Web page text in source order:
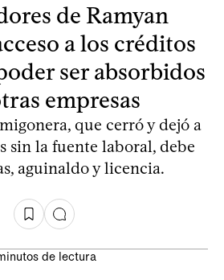
de Ramyan
a los créditos
ser absorbidos
empresas
que cerró y dejó a
sin la fuente laboral, debe
aguinaldo y licencia.
de lectura